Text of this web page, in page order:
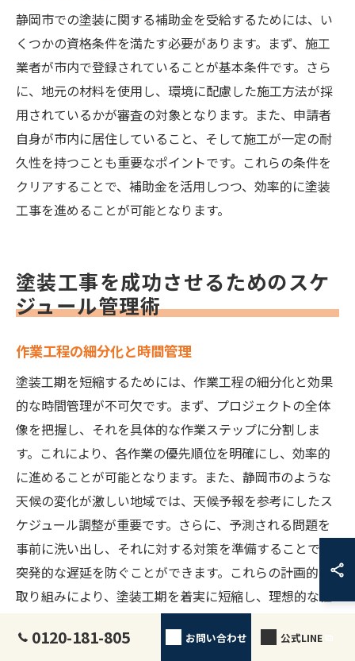
静岡市での塗装に関する補助金を受給するためには、い
くつかの資格条件を満たす必要があります。まず、施工
業者が市内で登録されていることが基本条件です。さら
に、地元の材料を使用し、環境に配慮した施工方法が採
用されているかが審査の対象となります。また、申請者
自身が市内に居住していること、そして施工が一定の耐
久性を持つことも重要なポイントです。これらの条件を
クリアすることで、補助金を活用しつつ、効率的に塗装
工事を進めることが可能となります。
塗装工事を成功させるためのスケ
ジュール管理術
作業工程の細分化と時間管理
塗装工期を短縮するためには、作業工程の細分化と効果
的な時間管理が不可欠です。まず、プロジェクトの全体
像を把握し、それを具体的な作業ステップに分割しま
す。これにより、各作業の優先順位を明確にし、効率的
に進めることが可能となります。また、静岡市のような
天候の変化が激しい地域では、天候予報を参考にしたス
ケジュール調整が重要です。さらに、予測される問題を
事前に洗い出し、それに対する対策を準備することで、
突発的な遅延を防ぐことができます。これらの計画的な
取り組みにより、塗装工期を着実に短縮し、理想的な仕
0120-181-805 お問い合わせ 公式LINE